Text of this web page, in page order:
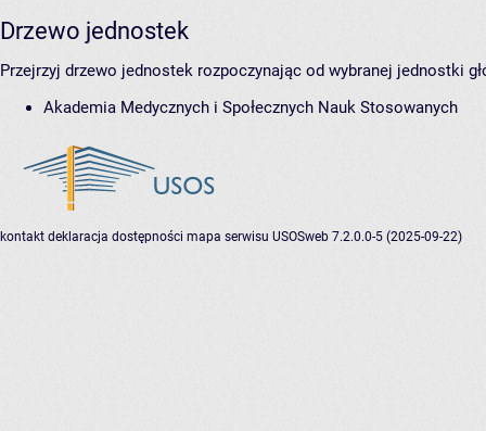
Drzewo jednostek
Przejrzyj drzewo jednostek rozpoczynając od wybranej jednostki
Akademia Medycznych i Społecznych Nauk Stosowanych
kontakt deklaracja dostępności mapa serwisu USOSweb 7.2.0.0-5 (2025-09-22)